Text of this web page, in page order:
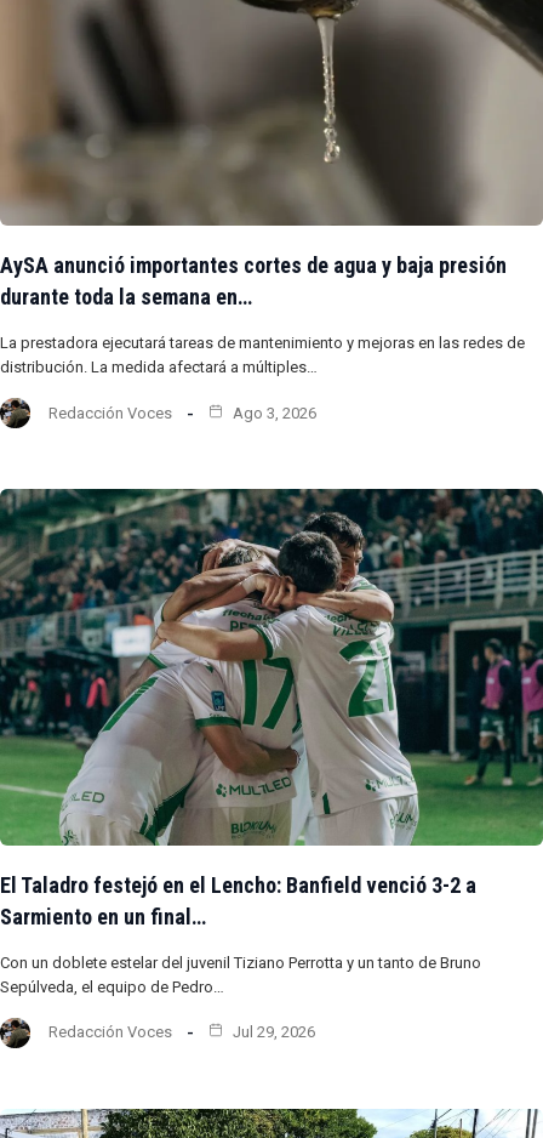
AySA anunció importantes cortes de agua y baja presión
durante toda la semana en…
La prestadora ejecutará tareas de mantenimiento y mejoras en las redes de
distribución. La medida afectará a múltiples…
Redacción Voces Ago 3, 2026
El Taladro festejó en el Lencho: Banfield venció 3-2 a
Sarmiento en un final…
Con un doblete estelar del juvenil Tiziano Perrotta y un tanto de Bruno
Sepúlveda, el equipo de Pedro…
Redacción Voces Jul 29, 2026